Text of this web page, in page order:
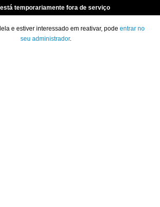
temporariamente fora de serviço
e estiver interessado em reativar, pode entrar no
seu administrador.